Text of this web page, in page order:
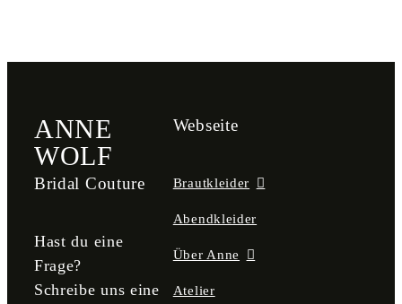
ANNE
WOLF
Bridal Couture
Hast du eine
Frage?
Schreibe uns eine
Webseite
Brautkleider
Abendkleider
Über Anne
Atelier